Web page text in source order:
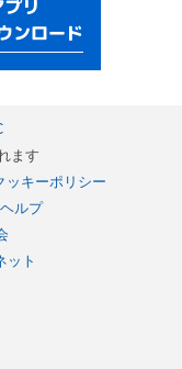
ます
ッキーポリシー
ヘルプ
ット